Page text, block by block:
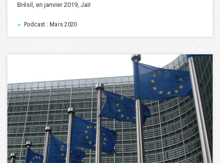
Brésil, en janvier 2019, Jaïr
► Podcast : Mars 2020